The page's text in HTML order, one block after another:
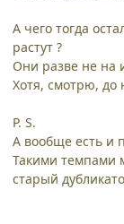
А чего тогда
растут ?
Они разве не на
Хотя, смотрю, до
P. S.
А вообще есть и
Такими темпами
старый